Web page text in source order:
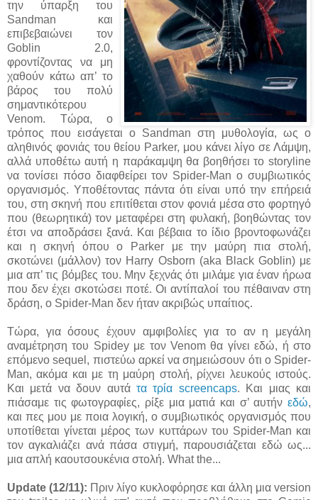
την ύπαρξη του
Sandman και
επιβεβαιώνει τον
Goblin 2.0,
φροντίζοντας να μη
χαθούν κάτω απ’ το
βάρος του πολύ
σημαντικότερου
Venom. Τώρα, ο
τρόπος που εισάγεται ο Sandman στη μυθολογία, ως ο
αληθινός φονιάς του θείου Parker, μου κάνει λίγο σε Λάμψη,
αλλά υποθέτω αυτή η παράκαμψη θα βοηθήσει το storyline
να τονίσει πόσο διαφθείρει τον Spider-Man ο συμβιωτικός
οργανισμός. Υποθέτοντας πάντα ότι είναι υπό την επήρειά
του, στη σκηνή που επιτίθεται στον φονιά μέσα στο φορτηγό
που (θεωρητικά) τον μεταφέρει στη φυλακή, βοηθώντας τον
έτσι να αποδράσει ξανά. Και βέβαια το ίδιο βροντοφωνάζει
και η σκηνή όπου ο Parker με την μαύρη πια στολή,
σκοτώνει (μάλλον) τον Harry Osborn (aka Black Goblin) με
μια απ’ τις βόμβες του. Μην ξεχνάς ότι μιλάμε για έναν ήρωα
που δεν έχει σκοτώσει ποτέ. Οι αντίπαλοί του πέθαιναν στη
δράση, ο Spider-Man δεν ήταν ακριβώς υπαίτιος.
Τώρα, για όσους έχουν αμφιβολίες για το αν η μεγάλη
αναμέτρηση του Spidey με τον Venom θα γίνει εδώ, ή στο
επόμενο sequel, πιστεύω αρκεί να σημειώσουν ότι ο Spider-
Man, ακόμα και με τη μαύρη στολή, ρίχνει λευκούς ιστούς.
Και μετά να δουν αυτά τα τρία screencaps. Και μιας και
πιάσαμε τις φωτογραφίες, ρίξε μια ματιά και σ’ αυτήν εδώ,
και πες μου με ποια λογική, ο συμβιωτικός οργανισμός που
υποτίθεται γίνεται μέρος των κυττάρων του Spider-Man και
τον αγκαλιάζει ανά πάσα στιγμή, παρουσιάζεται εδώ ως...
μια απλή καουτσουκένια στολή. What the...
Update (12/11): Πριν λίγο κυκλοφόρησε και άλλη μια version